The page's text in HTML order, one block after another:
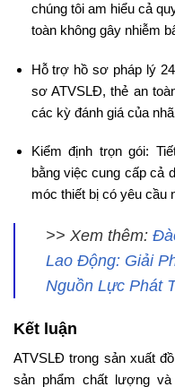
chúng tôi am hiểu cả
toàn không gây nhiễm
Hỗ trợ hồ sơ pháp lý
sơ ATVSLĐ, thẻ an
các kỳ đánh giá của
Kiểm định trọn gói:
bằng việc cung cấp cả
móc thiết bị có yêu cầu
>> Xem thêm:
Lao Động: Giải
Nguồn Lực Phát
Kết luận
ATVSLĐ trong sản xuất
sản phẩm chất lượng